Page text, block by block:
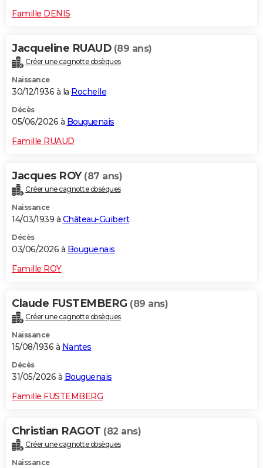
Famille DENIS
Jacqueline RUAUD (89 ans)
Créer une cagnotte obsèques
Naissance
30/12/1936 à la Rochelle
Décès
05/06/2026 à Bouguenais
Famille RUAUD
Jacques ROY (87 ans)
Créer une cagnotte obsèques
Naissance
14/03/1939 à Château-Guibert
Décès
03/06/2026 à Bouguenais
Famille ROY
Claude FUSTEMBERG (89 ans)
Créer une cagnotte obsèques
Naissance
15/08/1936 à Nantes
Décès
31/05/2026 à Bouguenais
Famille FUSTEMBERG
Christian RAGOT (82 ans)
Créer une cagnotte obsèques
Naissance